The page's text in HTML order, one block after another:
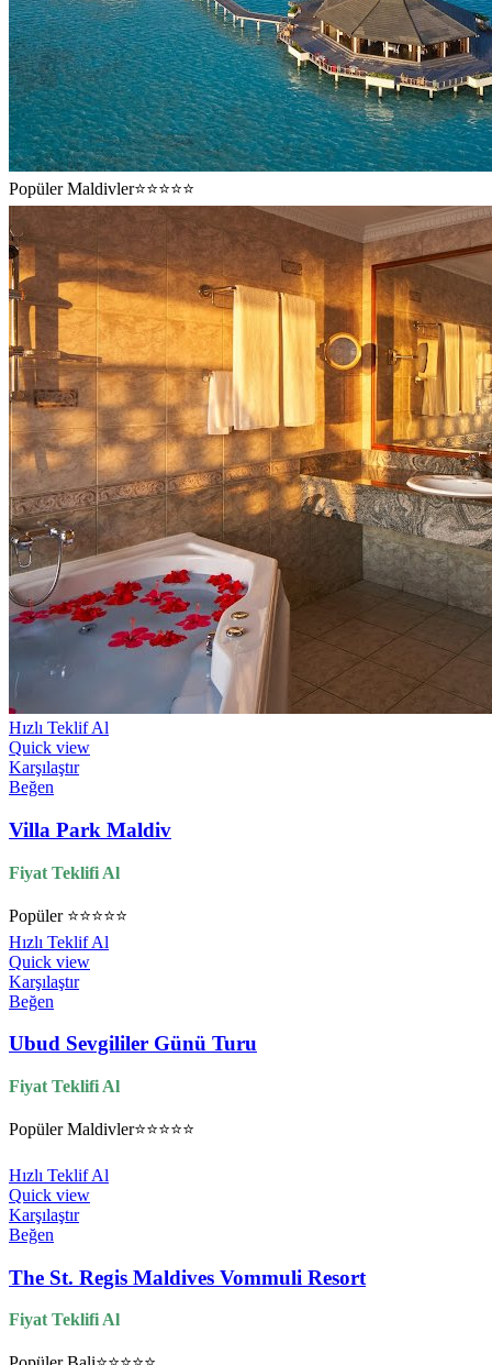
Popüler Maldivler⭐⭐⭐⭐⭐
Hızlı Teklif Al
Quick view
Karşılaştır
Beğen
Villa Park Maldiv
Fiyat Teklifi Al
Popüler ⭐⭐⭐⭐⭐
Hızlı Teklif Al
Quick view
Karşılaştır
Beğen
Ubud Sevgililer Günü Turu
Fiyat Teklifi Al
Popüler Maldivler⭐⭐⭐⭐⭐
Hızlı Teklif Al
Quick view
Karşılaştır
Beğen
The St. Regis Maldives Vommuli Resort
Fiyat Teklifi Al